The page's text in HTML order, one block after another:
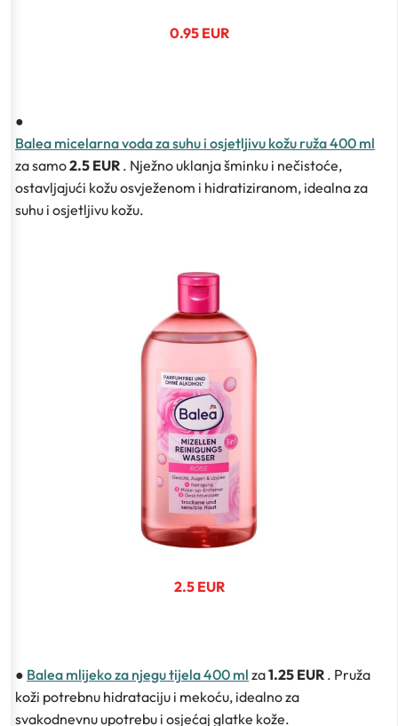
0.95 EUR
●
Balea micelarna voda za suhu i osjetljivu kožu ruža 400 ml
za samo2.5 EUR . Nježno uklanja šminku i nečistoće,
ostavljajući kožu osvježenom i hidratiziranom, idealna za
suhu i osjetljivu kožu.
2.5 EUR
● Balea mlijeko za njegu tijela 400 ml za1.25 EUR . Pruža
koži potrebnu hidrataciju i mekoću, idealno za
svakodnevnu upotrebu i osjećaj glatke kože.